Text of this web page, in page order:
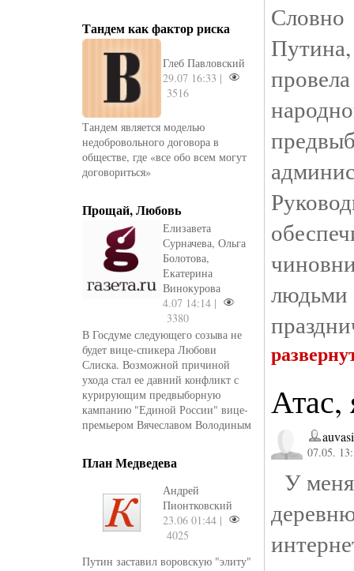
Тандем как фактор риска
Глеб Павловский
29.07 16:33 |
3516
Тандем является моделью
недобровольного договора в
обществе, где «все обо всем могут
договориться»
Прощай, Любовь
Елизавета
Сурначева, Ольга
Болотова,
Екатерина
Винокурова
4.07 14:14 |
3380
В Госдуме следующего созыва не
будет вице-спикера Любови
Слиска. Возможной причиной
ухода стал ее давний конфликт с
курирующим предвыборную
кампанию "Единой России" вице-
премьером Вячеславом Володиным
План Медведева
Андрей
Пионтковский
23.06 01:44 |
4025
Путин заставил воровскую "элиту"
Атас,
07.05.
У